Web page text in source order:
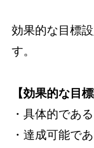
効果的な目標
す。
【効果的な目標
・具体的であ
・達成可能で